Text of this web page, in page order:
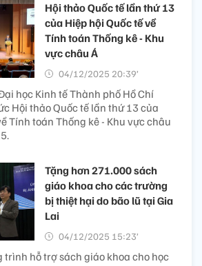
Hội thảo Quốc tế lần thứ 13
của Hiệp hội Quốc tế về
Tính toán Thống kê - Khu
vực châu Á
04/12/2025 20:39’
học Kinh tế Thành phố Hồ Chí
Hội thảo Quốc tế lần thứ 13 của
Tính toán Thống kê - Khu vực châu
Tặng hơn 271.000 sách
giáo khoa cho các trường
bị thiệt hại do bão lũ tại Gia
Lai
04/12/2025 15:23’
trình hỗ trợ sách giáo khoa cho học